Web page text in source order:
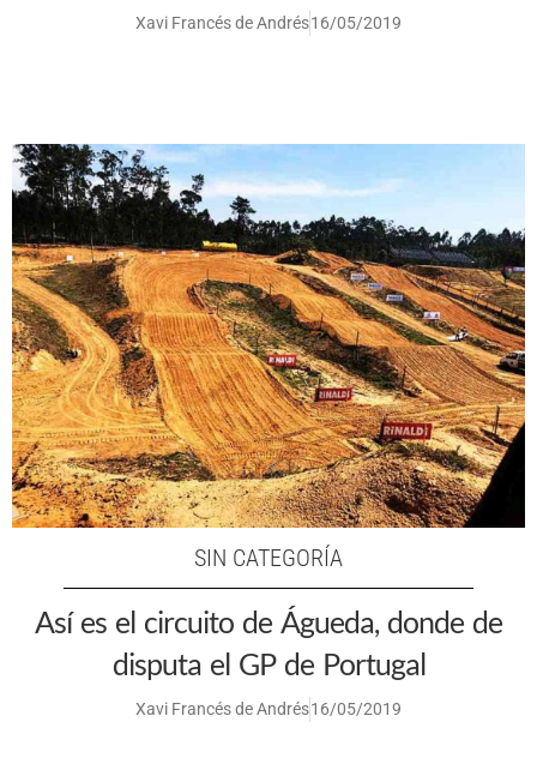
Xavi Francés de Andrés16/05/2019
SIN CATEGORÍA
Así es el circuito de Águeda, donde de
disputa el GP de Portugal
Xavi Francés de Andrés16/05/2019